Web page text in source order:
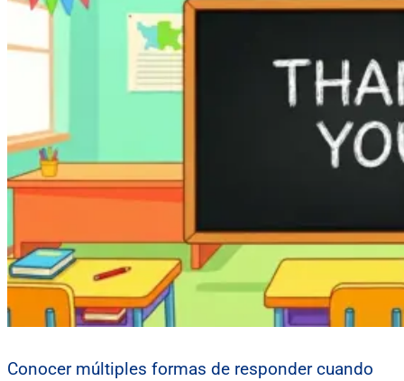
Conocer múltiples formas de responder cuando